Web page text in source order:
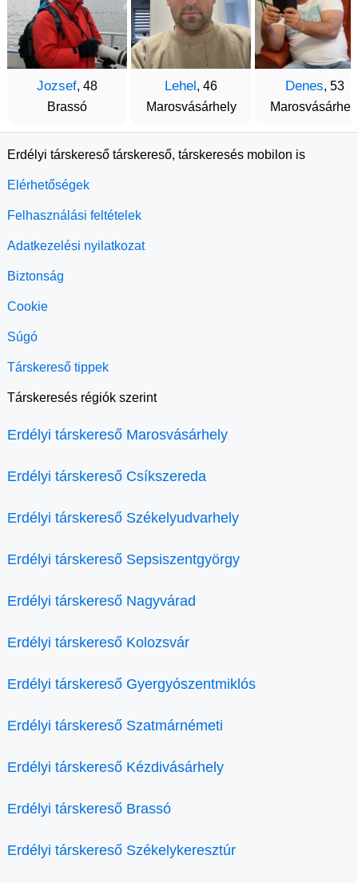
Jozsef, 48
Brassó
Lehel, 46
Marosvásárhely
Denes, 53
Erdélyi társkereső társkereső, társkeresés mobilon is
Elérhetőségek
Felhasználási feltételek
Adatkezelési nyilatkozat
Biztonság
Cookie
Súgó
Társkereső tippek
Társkeresés régiók szerint
Erdélyi társkereső Marosvásárhely
Erdélyi társkereső Csíkszereda
Erdélyi társkereső Székelyudvarhely
Erdélyi társkereső Sepsiszentgyörgy
Erdélyi társkereső Nagyvárad
Erdélyi társkereső Kolozsvár
Erdélyi társkereső Gyergyószentmiklós
Erdélyi társkereső Szatmárnémeti
Erdélyi társkereső Kézdivásárhely
Erdélyi társkereső Brassó
Erdélyi társkereső Székelykeresztúr